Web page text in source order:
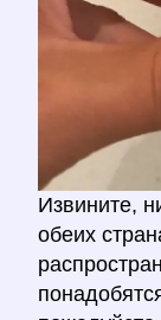
Извините,
обеих